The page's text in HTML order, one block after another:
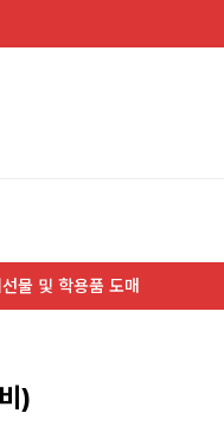
물 및 학용품 도매
)